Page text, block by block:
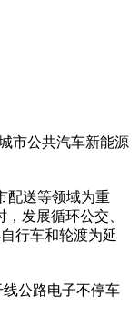
市公共汽车新能源
配送等领域为重
发展循环公交、
行车和轮渡为延
公路电子不停车